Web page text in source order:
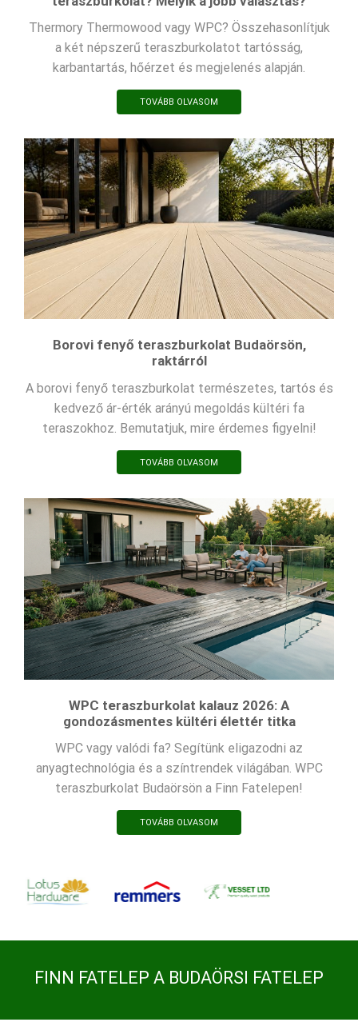
Thermory Thermowood vagy WPC? Összehasonlítjuk
a két népszerű teraszburkolatot tartósság,
karbantartás, hőérzet és megjelenés alapján.
TOVÁBB OLVASOM
Borovi fenyő teraszburkolat Budaörsön,
raktárról
A borovi fenyő teraszburkolat természetes, tartós és
kedvező ár-érték arányú megoldás kültéri fa
teraszokhoz. Bemutatjuk, mire érdemes figyelni!
TOVÁBB OLVASOM
WPC teraszburkolat kalauz 2026: A
gondozásmentes kültéri élettér titka
WPC vagy valódi fa? Segítünk eligazodni az
anyagtechnológia és a színtrendek világában. WPC
teraszburkolat Budaörsön a Finn Fatelepen!
TOVÁBB OLVASOM
FINN FATELEP A BUDAÖRSI FATELEP